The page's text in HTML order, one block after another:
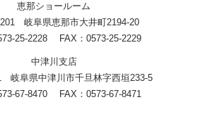
恵那ショールーム
岐阜県恵那市大井町2194-20
25-2228 FAX：0573-25-2229
中津川支店
岐阜県中津川市千旦林字西垣233-5
67-8470 FAX：0573-67-8471